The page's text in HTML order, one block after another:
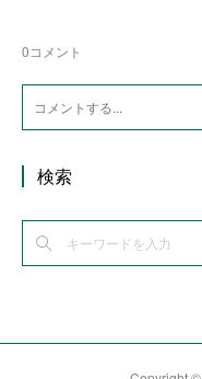
0コメント
検索